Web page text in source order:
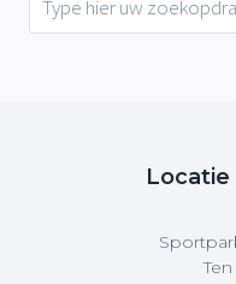
Locatie